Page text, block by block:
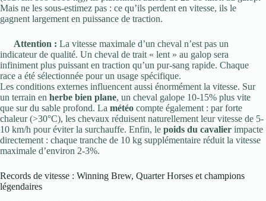
Mais ne les sous-estimez pas : ce qu’ils perdent en vitesse, ils le
gagnent largement en puissance de traction.
Attention : La vitesse maximale d’un cheval n’est pas un
indicateur de qualité. Un cheval de trait « lent » au galop sera
infiniment plus puissant en traction qu’un pur-sang rapide. Chaque
race a été sélectionnée pour un usage spécifique.
Les conditions externes influencent aussi énormément la vitesse. Sur
un terrain en herbe bien plane, un cheval galope 10-15% plus vite
que sur du sable profond. La météo compte également : par forte
chaleur (>30°C), les chevaux réduisent naturellement leur vitesse de 5-
10 km/h pour éviter la surchauffe. Enfin, le poids du cavalier impacte
directement : chaque tranche de 10 kg supplémentaire réduit la vitesse
maximale d’environ 2-3%.
Records de vitesse : Winning Brew, Quarter Horses et champions
légendaires